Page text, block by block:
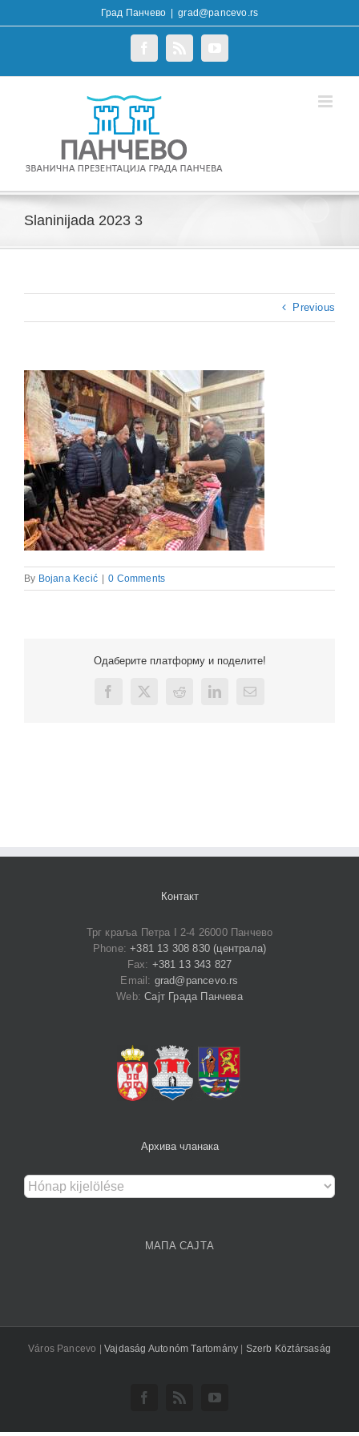
to
Град Панчево grad@pancevo.rs
Slaninijada 2023 3
Previous
By Bojana Kecić 0 Comments
Одаберите платформу и поделите!
Facebook
X Reddit LinkedInEmail
Контакт
Трг краља Петра I 2-4 26000 Панчево
Phone:+381 13 308 830 (централа)
Fax: +381 13 343 827
Email: grad@pancevo.rs
Web:Сајт Града Панчева
Архива чланака
Архива
чланака
МАПА САЈТА
Város Pancevo |Vajdaság Autonóm Tartomány Szerb Köztársaság
Facebook
Rss YouTube